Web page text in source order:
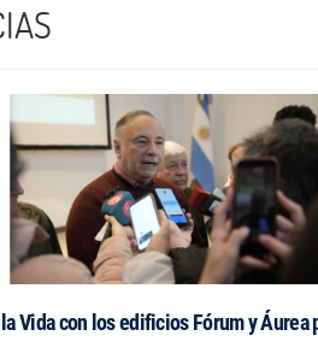
Vida con los edificios Fórum y